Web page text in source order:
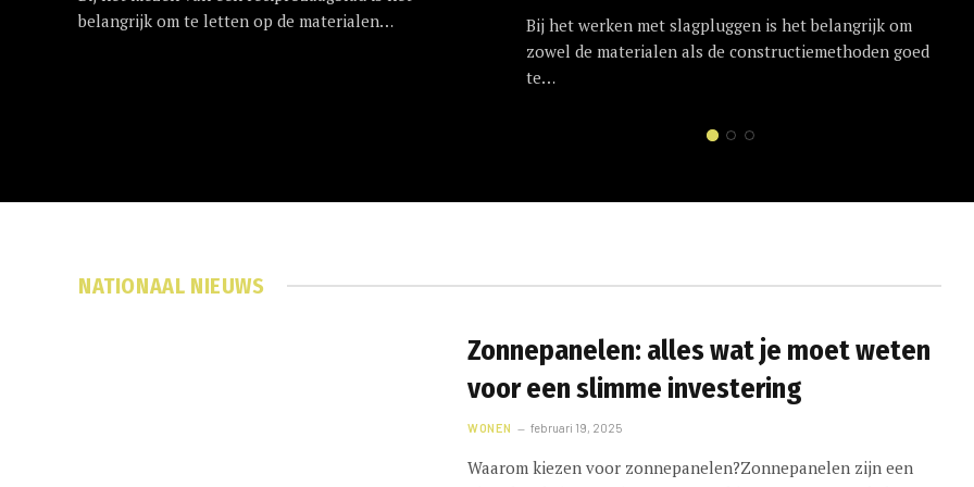
belangrijk om te letten op de materialen…
Bij het werken met slagpluggen is het belangrijk om
zowel de materialen als de constructiemethoden goed
te…
NATIONAAL NIEUWS
Zonnepanelen: alles wat je moet weten
voor een slimme investering
WONEN februari 19, 2025
Waarom kiezen voor zonnepanelen?Zonnepanelen zijn een